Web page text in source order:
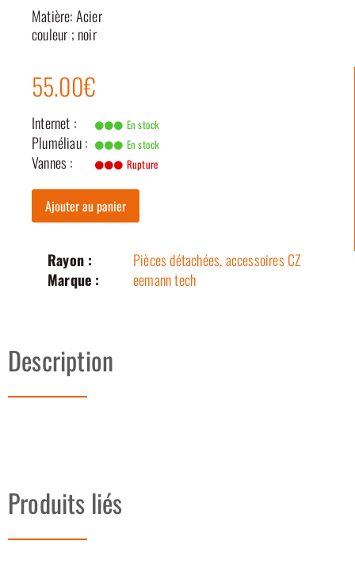
Matière: Acier
couleur ; noir
55.00€
Internet : En stock
Pluméliau : En stock
Vannes : Rupture
Ajouter au panier
Rayon :
Pièces détachées, accessoires CZ
Marque :
eemann tech
Description
Produits liés